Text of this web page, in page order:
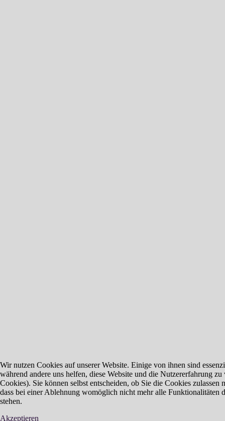
Wir nutzen Cookies auf unserer Website. Einige von ihnen sind
während andere uns helfen, diese Website und die Nutzererfahrung zu
Cookies). Sie können selbst entscheiden, ob Sie die Cookies zulassen
dass bei einer Ablehnung womöglich nicht mehr alle Funktionalitäten
stehen.
Akzeptieren